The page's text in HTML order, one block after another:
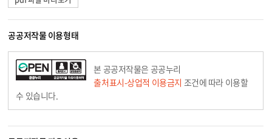
공공저작물 이용형태
본 공공저작물은 공공누리
출처표시-상업적 이용금지 조건에 따라 이용할
수 있습니다.